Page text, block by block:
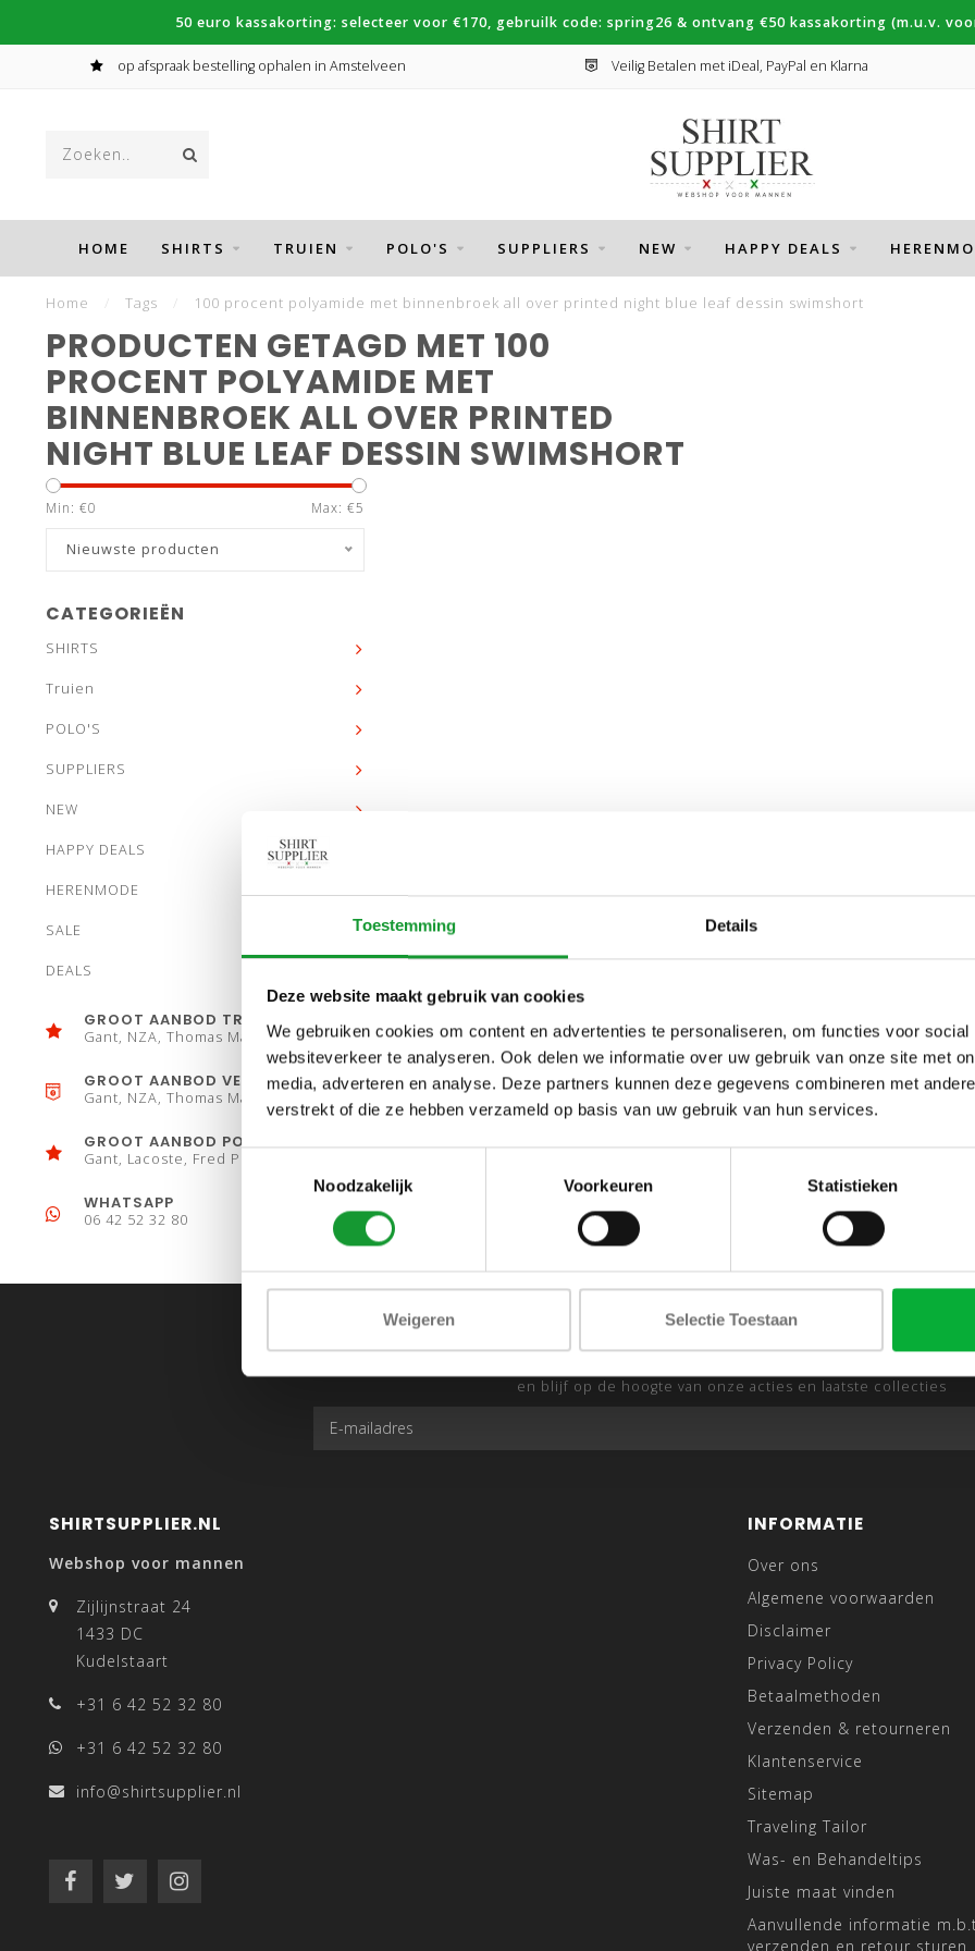
Toestemming Details
Deze website maakt gebruik van cookies
We gebruiken cookies om content en advertenties te personaliseren, om functies voor
websiteverkeer te analyseren. Ook delen we informatie over uw gebruik van onze site met
media, adverteren en analyse. Deze partners kunnen deze gegevens combineren met
verstrekt of die ze hebben verzameld op basis van uw gebruik van hun services.
Noodzakelijk
Voorkeuren Statistieken
Weigeren Selectie Toestaan
50 euro kassakorting: selecteer voor €170, gebruilk code: spring26 & ontvang €50 kassakorting (m.u.v.
op afspraak bestelling ophalen in Amstelveen Veilig Betalen met iDeal, PayPal en Klarna
HOME SHIRTS TRUIEN POLO'S SUPPLIERS NEW HAPPY DEALS
Home Tags 100 procent polyamide met binnenbroek all over printed night blue leaf dessin swimshort
PRODUCTEN GETAGD MET 100
PROCENT POLYAMIDE MET
BINNENBROEK ALL OVER PRINTED
NIGHT BLUE LEAF DESSIN SWIMSHORT
Min: €0 Max: €5
Nieuwste producten
CATEGORIEËN
SHIRTS
Truien
POLO'S
SUPPLIERS
NEW
HAPPY DEALS
HERENMODE
SALE
DEALS
GROOT AANBOD TRUIEN
Gant, NZA, Thomas Maine
GROOT AANBOD VESTEN
Gant, NZA, Thomas Maine
GROOT AANBOD POLO´S
Gant, Lacoste, Fred Perry
WHATSAPP
06 42 52 32 80
ABONNEER JE OP ONZE NIEUWSBRIEF
en blijf op de hoogte van onze acties en laatste collecties
SHIRTSUPPLIER.NL
Webshop voor mannen
Zijlijnstraat 24
1433 DC
Kudelstaart
+31 6 42 52 32 80
+31 6 42 52 32 80
info@shirtsupplier.nl
INFORMATIE
Over ons
Algemene voorwaarden
Disclaimer
Privacy Policy
Betaalmethoden
Verzenden & retourneren
Klantenservice
Sitemap
Traveling Tailor
Was- en Behandeltips
Juiste maat vinden
Aanvullende informatie
verzenden en retour sturen